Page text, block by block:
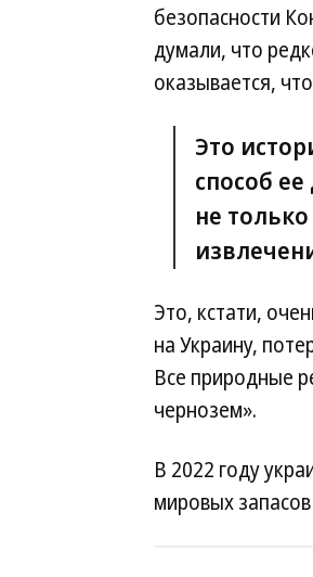
безопасности
думали, что
оказывается,
Это
способ
не
Это, кстати,
на Украину,
Все природные
чернозем».
В 2022 году
мировых